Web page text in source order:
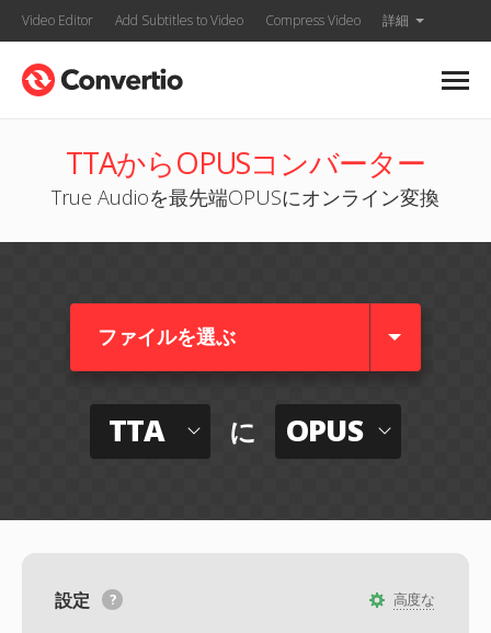
Video Editor Add Subtitles to Video Compress Video 詳細
TTAからOPUSコンバーター
True Audioを最先端OPUSにオンライン変換
ファイルを選ぶ
TTA に OPUS
高度な
設定